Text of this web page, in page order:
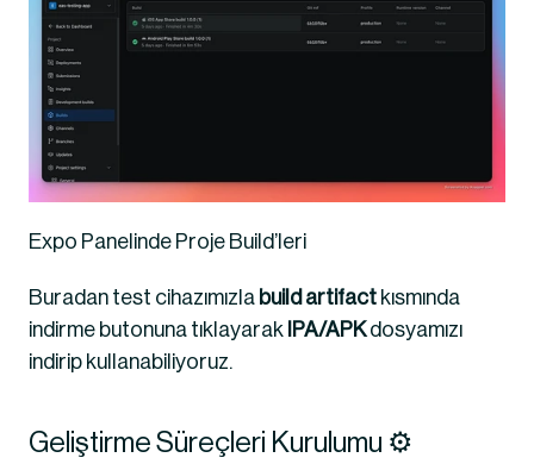
Expo Panelinde Proje Build’leri
Buradan test cihazımızla build artifact kısmında
indirme butonuna tıklayarak IPA/APK dosyamızı
indirip kullanabiliyoruz.
Geliştirme Süreçleri Kurulumu ⚙️